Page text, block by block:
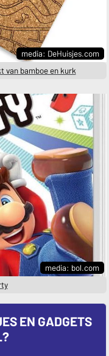
media: DeHuisjes.com
van bamboe en kurk
media: bol.com
EN GADGETS